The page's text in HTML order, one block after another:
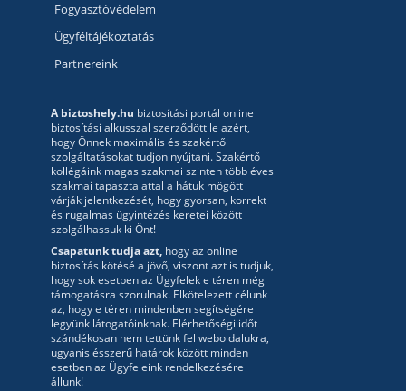
Fogyasztóvédelem
Ügyféltájékoztatás
Partnereink
A biztoshely.hu biztosítási portál online
biztosítási alkusszal szerződött le azért,
hogy Önnek maximális és szakértői
szolgáltatásokat tudjon nyújtani. Szakértő
kollégáink magas szakmai szinten több éves
szakmai tapasztalattal a hátuk mögött
várják jelentkezését, hogy gyorsan, korrekt
és rugalmas ügyintézés keretei között
szolgálhassuk ki Önt!
Csapatunk tudja azt, hogy az online
biztosítás kötésé a jövő, viszont azt is tudjuk,
hogy sok esetben az Ügyfelek e téren még
támogatásra szorulnak. Elkötelezett célunk
az, hogy e téren mindenben segítségére
legyünk látogatóinknak. Elérhetőségi időt
szándékosan nem tettünk fel weboldalukra,
ugyanis ésszerű határok között minden
esetben az Ügyfeleink rendelkezésére
állunk!